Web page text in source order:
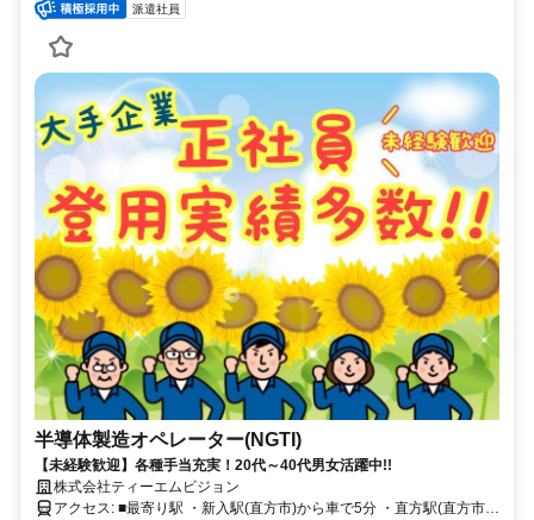
派遣社員
半導体製造オペレーター(NGTI)
【未経験歓迎】各種手当充実！20代～40代男女活躍中!!
株式会社ティーエムビジョン
アクセス: ■最寄り駅 ・新入駅(直方市)から車で5分 ・直方駅(直方市)